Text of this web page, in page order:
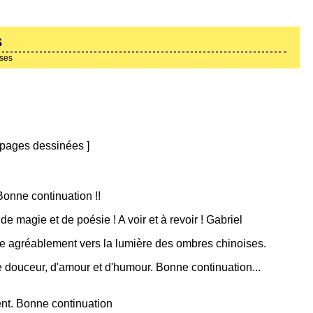
pages dessinées]
continuation !!
magie et de poésie ! A voir et à revoir ! Gabriel
agréablement vers la lumière des ombres chinoises.
d'amour et d'humour. Bonne continuation...
Bonne continuation